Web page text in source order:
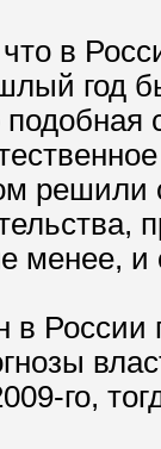
в
менее, и
в
го,